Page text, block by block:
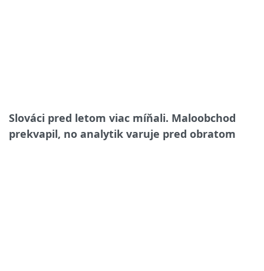
Slováci pred letom viac míňali. Maloobchod
prekvapil, no analytik varuje pred obratom